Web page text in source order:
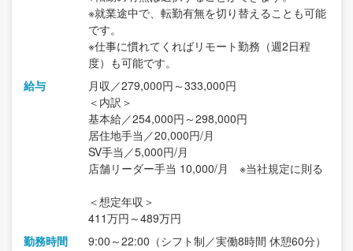
※就業途中で、転勤有無を切り替えることも可能
です。
※仕事に慣れてくればリモート勤務（週2日程
度）も可能です。
給与
月収／279,000円～333,000円
＜内訳＞
基本給／254,000円～298,000円
居住地手当／20,000円/月
SV手当／5,000円/月
店舗リーダー手当 10,000/月 ※当社規定に則る
＜想定年収＞
411万円～489万円
勤務時間
9:00～22:00（シフト制／実働8時間 休憩60分）